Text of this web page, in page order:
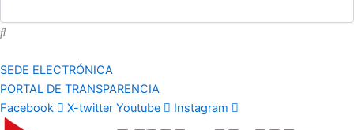
SEDE ELECTRÓNICA
PORTAL DE TRANSPARENCIA
Facebook
X-twitter Youtube Instagram